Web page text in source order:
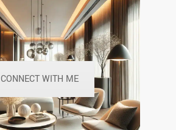
CONNECT WITH ME